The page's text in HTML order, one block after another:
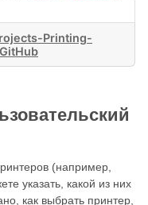
Printing-
GitHub
(например,
указать, какой из них
как выбрать принтер,